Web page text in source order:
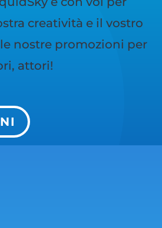
creatività e il vostro
nostre promozioni per
attori!